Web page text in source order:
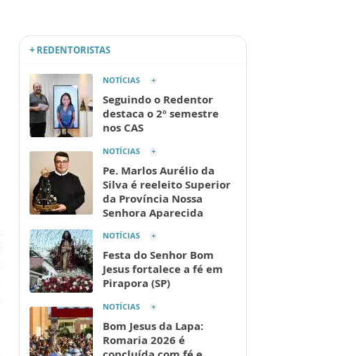
+ REDENTORISTAS
NOTÍCIAS
Seguindo o Redentor
destaca o 2º semestre
nos CAS
NOTÍCIAS
Pe. Marlos Aurélio da
Silva é reeleito Superior
da Província Nossa
Senhora Aparecida
NOTÍCIAS
Festa do Senhor Bom
Jesus fortalece a fé em
Pirapora (SP)
NOTÍCIAS
Bom Jesus da Lapa:
Romaria 2026 é